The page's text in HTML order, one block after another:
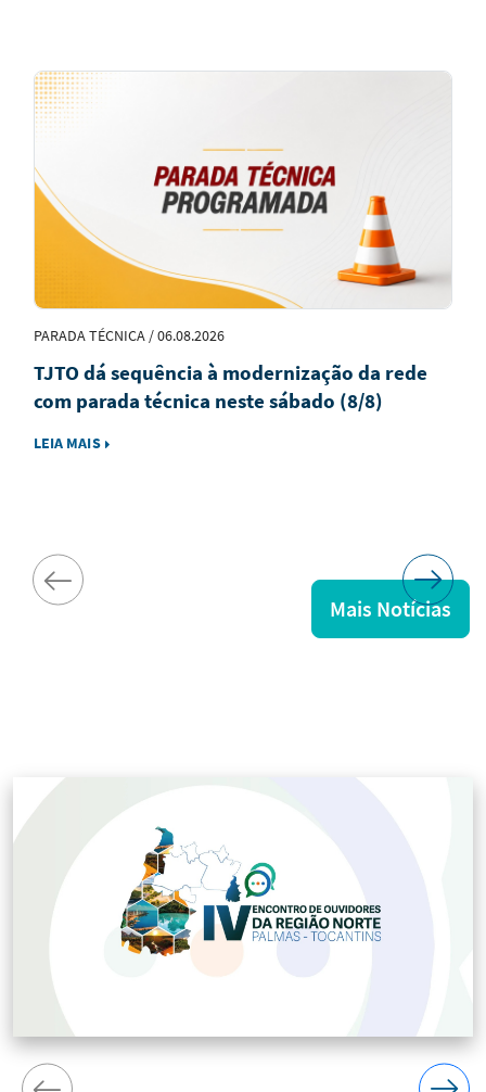
Notícias
em
PARADA TÉCNICA / 06.08.2026
TJTO dá sequência à modernização da rede
com parada técnica neste sábado (8/8)
LEIA MAIS
Mais Notícias